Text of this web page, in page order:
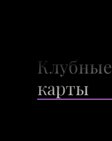
Клубные
карты